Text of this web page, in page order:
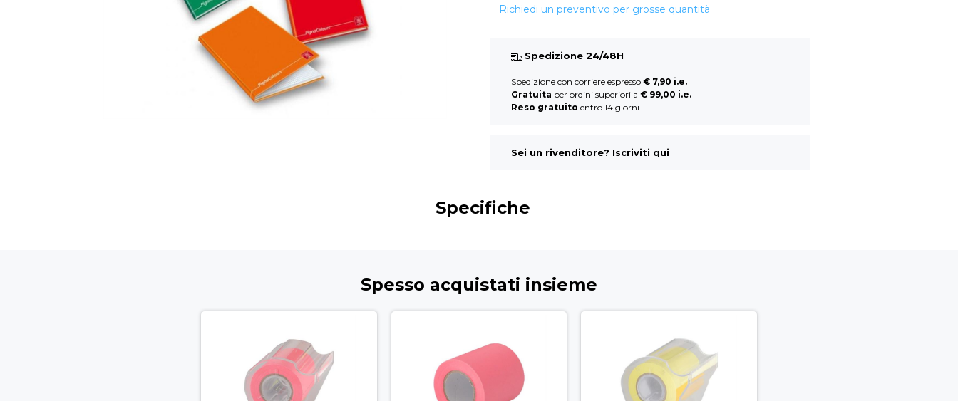
Richiedi un preventivo per grosse quantità
Spedizione 24/48H
Spedizione con corriere espresso € 7,90 i.e.
Gratuita per ordini superiori a € 99,00 i.e.
Reso gratuito entro 14 giorni
Sei un rivenditore? Iscriviti qui
Specifiche
Spesso acquistati insieme